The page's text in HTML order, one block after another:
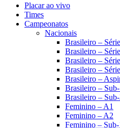
Placar ao vivo
Times
Campeonatos
Nacionais
Brasileiro –
Brasileiro –
Brasileiro –
Brasileiro –
Brasileiro –
Brasileiro –
Brasileiro –
Feminino – A1
Feminino – A2
Feminino –